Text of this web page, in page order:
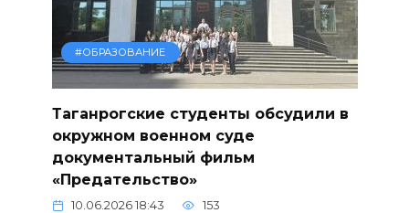
#ОБРАЗОВАНИЕ
Таганрогские студенты обсудили в
окружном военном суде
документальный фильм
«Предательство»
10.06.2026 18:43 153